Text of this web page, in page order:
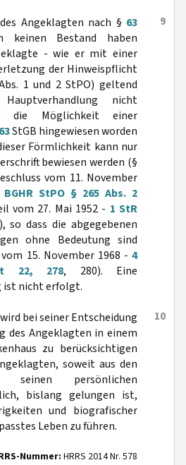
9
Angeklagten nach § 63
keinen Bestand haben
- wie er mit einer
der Hinweispflicht
1 und 2 StPO) geltend
nicht
die Möglichkeit einer
63StGB hingewiesen worden
Förmlichkeit kann nur
bewiesen werden (§
vom 11. November
BGHR StPO § 265 Abs. 2
vom 27. Mai 1952 - 1 StR
), so dass die abgegebenen
ohne Bedeutung sind
15. November 1968 - 4
22, 278, 280). Eine
nicht erfolgt.
10
bei seiner Entscheidung
des Angeklagten in einem
zu berücksichtigen
soweit aus den
seinen persönlichen
bislang gelungen ist,
und biografischer
Leben zu führen.
Nummer: HRRS 2014 Nr. 578